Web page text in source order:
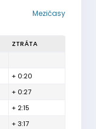
Mezičasy
ZTRÁTA
+ 0:20
+ 0:27
+ 2:15
+ 3:17